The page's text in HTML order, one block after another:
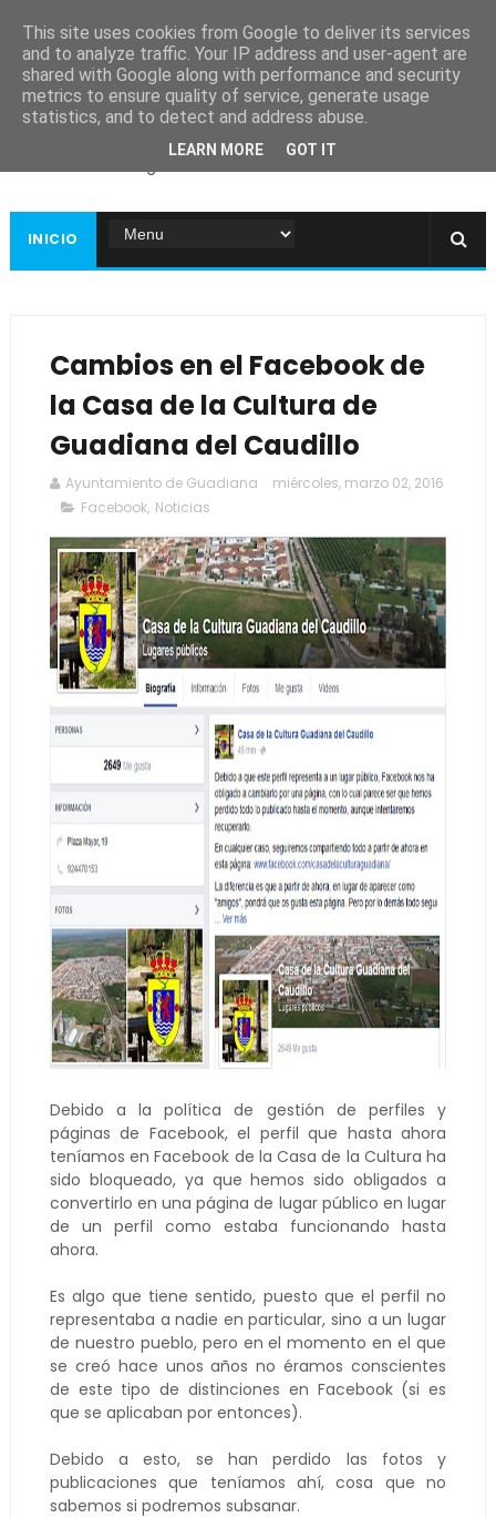
Ayuntamiento de
Guadiana
INICIO
Cambios en el Facebook de
la Casa de la Cultura de
Guadiana del Caudillo
Ayuntamiento de Guadiana
miércoles, marzo 02, 2016
Facebook, Noticias
Debido a la política de gestión de perfiles y
páginas de Facebook, el perfil que hasta ahora
teníamos en Facebook de la Casa de la Cultura ha
sido bloqueado, ya que hemos sido obligados a
convertirlo en una página de lugar público en lugar
de un perfil como estaba funcionando hasta
ahora.
Es algo que tiene sentido, puesto que el perfil no
representaba a nadie en particular, sino a un lugar
de nuestro pueblo, pero en el momento en el que
se creó hace unos años no éramos conscientes
de este tipo de distinciones en Facebook (si es
que se aplicaban por entonces).
Debido a esto, se han perdido las fotos y
publicaciones que teníamos ahí, cosa que no
sabemos si podremos subsanar.
This site uses cookies from Google to deliver its services
and to analyze traffic. Your IP address and user-agent are
shared with Google along with performance and security
metrics to ensure quality of service, generate usage
statistics, and to detect and address abuse.
LEARN MORE GOT IT